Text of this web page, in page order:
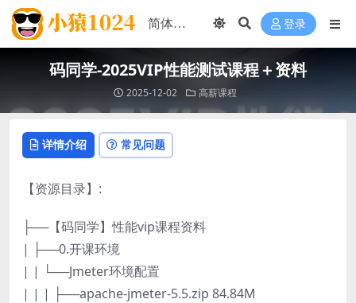
登录
码同学-2025VIP性能测试课程＋资料
2025-12-02 高薪课程
详情介绍 常见问题
【资源目录】:
├──【码同学】性能vip课程资料
| ├──0.开课环境
| | └──Jmeter环境配置
| | | ├──apache-jmeter-5.5.zip 84.84M